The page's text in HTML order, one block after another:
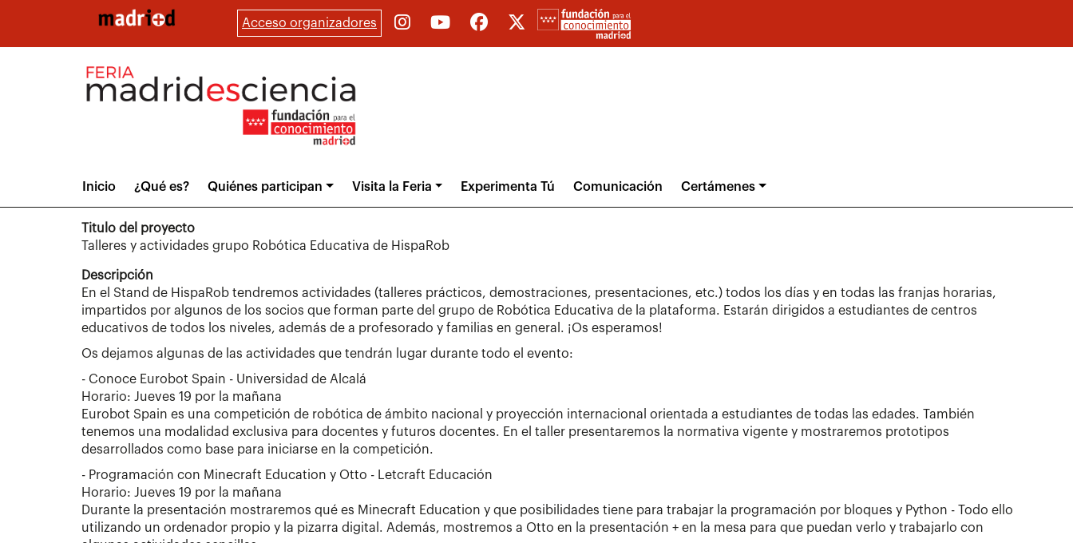
Acceso organizadores
Main
menuInicio ¿Qué es? Quiénes participan Visita la Feria Experimenta Tú Comunicación Certámenes
Titulo del proyecto
Talleres y actividades grupo Robótica Educativa de HispaRob
Descripción
En el Stand de HispaRob tendremos actividades (talleres prácticos, demostraciones, presentaciones, etc.) todos los días y en todas las franjas horarias,
impartidos por algunos de los socios que forman parte del grupo de Robótica Educativa de la plataforma. Estarán dirigidos a estudiantes de centros
educativos de todos los niveles, además de a profesorado y familias en general. ¡Os esperamos!
Os dejamos algunas de las actividades que tendrán lugar durante todo el evento:
- Conoce Eurobot Spain - Universidad de Alcalá
Horario: Jueves 19 por la mañana
Eurobot Spain es una competición de robótica de ámbito nacional y proyección internacional orientada a estudiantes de todas las edades. También
tenemos una modalidad exclusiva para docentes y futuros docentes. En el taller presentaremos la normativa vigente y mostraremos prototipos
desarrollados como base para iniciarse en la competición.
- Programación con Minecraft Education y Otto - Letcraft Educación
Horario: Jueves 19 por la mañana
Durante la presentación mostraremos qué es Minecraft Education y que posibilidades tiene para trabajar la programación por bloques y Python - Todo ello
utilizando un ordenador propio y la pizarra digital. Además, mostremos a Otto en la presentación + en la mesa para que puedan verlo y trabajarlo con